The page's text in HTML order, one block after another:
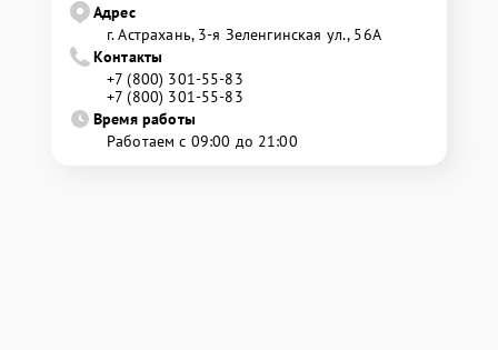
Адрес
г. Астрахань, 3-я Зеленгинская ул., 56А
Контакты
+7 (800) 301-55-83
+7 (800) 301-55-83
Время работы
Работаем с 09:00 до 21:00